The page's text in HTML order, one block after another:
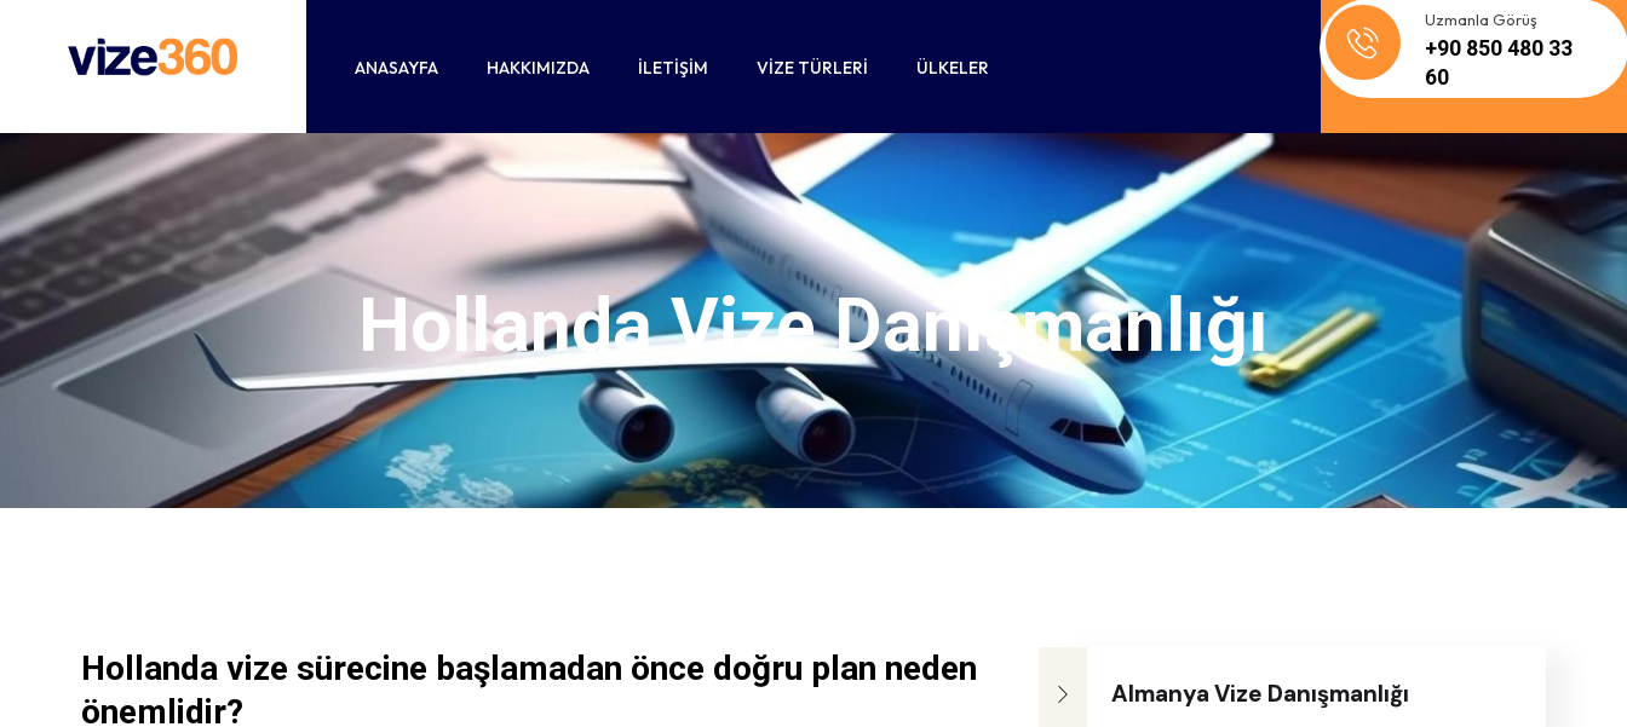
ANASAYFA HAKKIMIZDA İLETIŞIM VIZE TÜRLERI ÜLKELER
Uzmanla Görüş
+90 850 480 33
60
Hollanda Vize Danışmanlığı
Hollanda vize sürecine başlamadan önce doğru plan neden
önemlidir?
Almanya Vize Danışmanlığı